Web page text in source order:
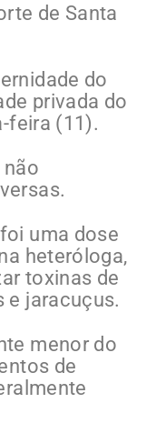
de Santa
do
privada do
feira (11).
uma dose
heteróloga,
toxinas de
e jaracuçus.
menor do
de